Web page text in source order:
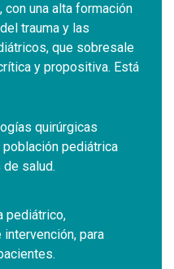
una alta formación
trauma y las
que sobresale
y propositiva. Está
quirúrgicas
pediátrica
salud.
pediátrico,
para